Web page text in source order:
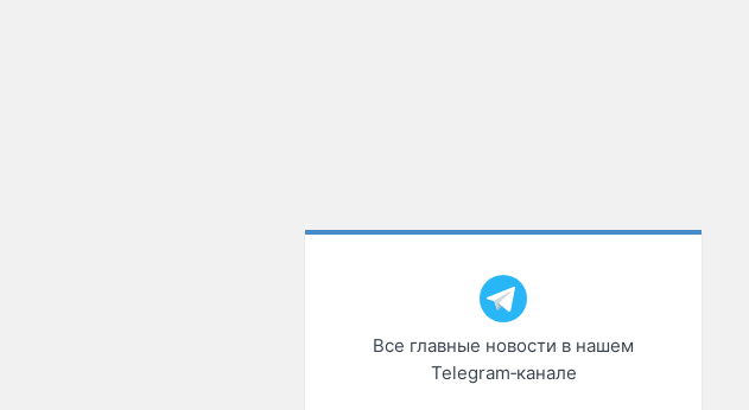
Все главные новости в нашем
Telegram‑канале